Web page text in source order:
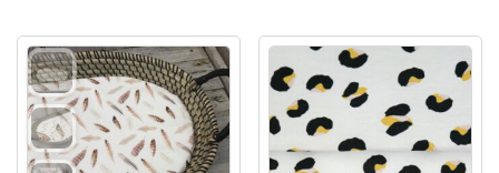
Deze
optie
kan